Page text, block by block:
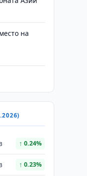
на
↑ 0.24%
↑ 0.23%